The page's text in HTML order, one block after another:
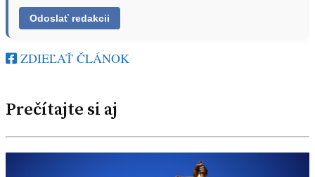
ZDIEĽAŤ ČLÁNOK
Prečítajte si aj